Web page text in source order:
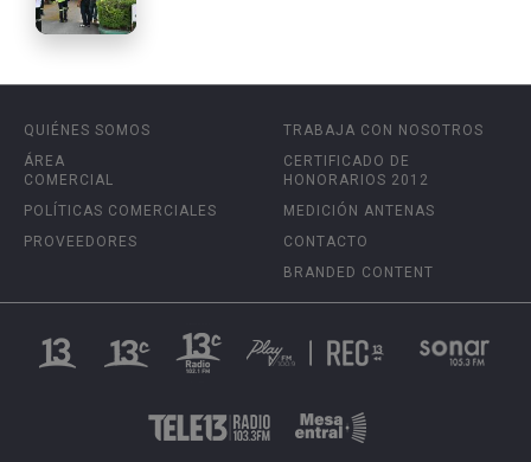
QUIÉNES SOMOS
ÁREA
COMERCIAL
POLÍTICAS COMERCIALES
PROVEEDORES
TRABAJA CON NOSOTROS
CERTIFICADO DE
HONORARIOS 2012
MEDICIÓN ANTENAS
CONTACTO
BRANDED CONTENT